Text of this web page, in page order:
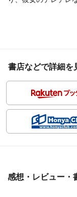
書店などで詳細を
感想・レビュー・